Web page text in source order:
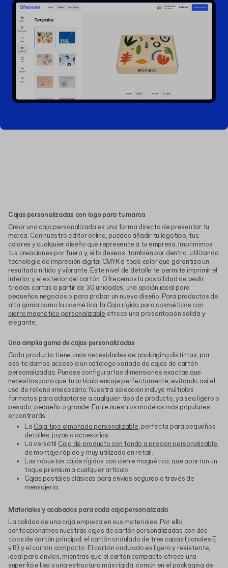
Cajas personalizadas con logo para tu marca
Crear una caja personalizada es una forma directa de presentar tu
marca. Con nuestro editor online, puedes añadir tu logotipo, tus
colores y cualquier diseño que represente a tu empresa. Imprimimos
tus creaciones por fuera y, si lo deseas, también por dentro, utilizando
tecnología de impresión digital CMYK a todo color que garantiza un
resultado nítido y vibrante. Este nivel de detalle te permite imprimir el
interior y el exterior del cartón. Ofrecemos la posibilidad de pedir
tiradas cortas a partir de 30 unidades, una opción ideal para
pequeños negocios o para probar un nuevo diseño. Para productos de
alta gama como la cosmética, la Caja rígida para cosméticos con
cierre magnético personalizable ofrece una presentación sólida y
elegante.
Una amplia gama de cajas personalizadas
Cada producto tiene unas necesidades de packaging distintas, por
eso te damos acceso a un catálogo variado de cajas de cartón
personalizadas. Puedes configurar las dimensiones exactas que
necesitas para que tu artículo encaje perfectamente, evitando así el
uso de relleno innecesario. Nuestra selección incluye múltiples
formatos para adaptarse a cualquier tipo de producto, ya sea ligero o
pesado, pequeño o grande. Entre nuestros modelos más populares
encontrarás:
La Caja tipo almohada personalizable, perfecta para pequeños
detalles, joyas o accesorios.
La versátil Caja de producto con fondo a presión personalizable,
de montaje rápido y muy utilizada en retail.
Las robustas cajas rígidas con cierre magnético, que aportan un
toque premium a cualquier artículo.
Cajas postales clásicas para envíos seguros a través de
mensajería.
Materiales y acabados para cada caja personalizada
La calidad de una caja empieza en sus materiales. Por ello,
confeccionamos nuestras cajas de cartón personalizadas con dos
tipos de cartón principal: el cartón ondulado de tres capas (canales E
y B) y el cartón compacto. El cartón ondulado es ligero y resistente,
ideal para envíos, mientras que el cartón compacto ofrece una
superficie lisa y una estructura más rígida, común en el packaging de